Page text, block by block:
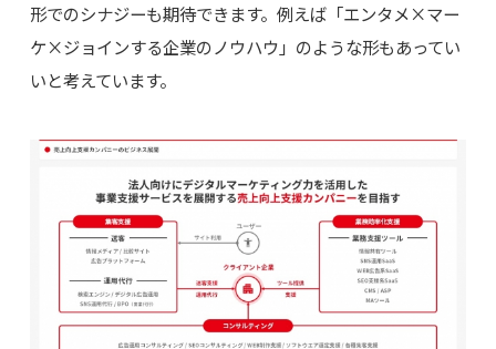
形でのシナジーも期待できます。例えば「エンタメ×マー
ケ×ジョインする企業のノウハウ」のような形もあってい
いと考えています。